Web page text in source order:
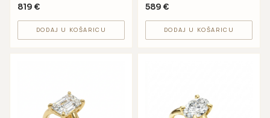
819 €
DODAJ U KOŠARICU
589 €
DODAJ U KOŠARICU